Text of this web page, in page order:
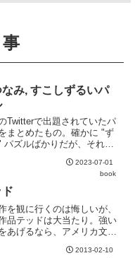
なみ, すこしずるいパ
Twitterで出題されていたパ
まとめたもの。確かに "ず
パズルばかりだが、それで
ェアではないからか。必要な
は必ず問題中に含まれている
不尽さは感じない。
2023-07-01
book
を観に行くのは悔しいが、
品テッドは大当たり。強い
あげるなら、アメリカ文化
が多いくらい。フラッシュ・
2013-02-10